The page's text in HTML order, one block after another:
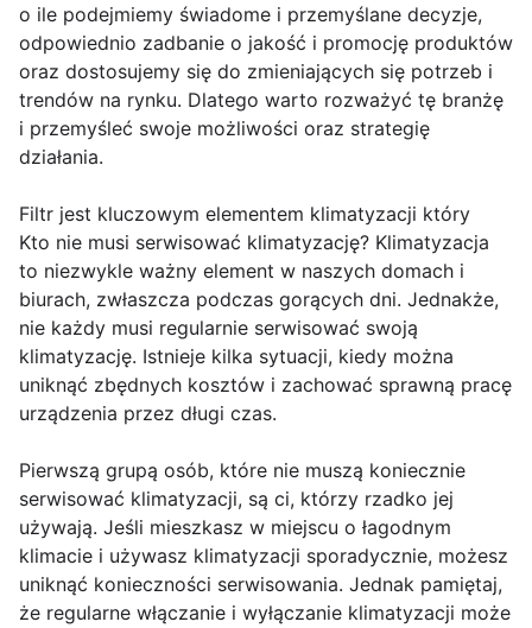
o ile podejmiemy świadome i przemyślane decyzje,
odpowiednio zadbanie o jakość i promocję produktów
oraz dostosujemy się do zmieniających się potrzeb i
trendów na rynku. Dlatego warto rozważyć tę branżę
i przemyśleć swoje możliwości oraz strategię
działania.
Filtr jest kluczowym elementem klimatyzacji który
Kto nie musi serwisować klimatyzację? Klimatyzacja
to niezwykle ważny element w naszych domach i
biurach, zwłaszcza podczas gorących dni. Jednakże,
nie każdy musi regularnie serwisować swoją
klimatyzację. Istnieje kilka sytuacji, kiedy można
uniknąć zbędnych kosztów i zachować sprawną pracę
urządzenia przez długi czas.
Pierwszą grupą osób, które nie muszą koniecznie
serwisować klimatyzacji, są ci, którzy rzadko jej
używają. Jeśli mieszkasz w miejscu o łagodnym
klimacie i używasz klimatyzacji sporadycznie, możesz
uniknąć konieczności serwisowania. Jednak pamiętaj,
że regularne włączanie i wyłączanie klimatyzacji może